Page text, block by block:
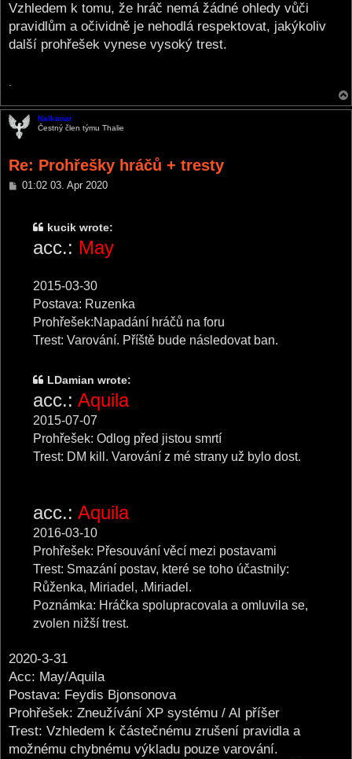
Vzhledem k tomu, že hráč nemá žádné ohledy vůči
pravidlům a očividně je nehodlá respektovat, jakýkoliv
další prohřešek vynese vysoký trest.
.
Nalkanar
Čestný člen týmu Thalie
Re: Prohřešky hráčů + tresty
P01:02 03. Apr 2020
kucik wrote:
acc.: May
2015-03-30
Postava: Ruzenka
Prohřešek:Napadání hráčů na foru
Trest: Varování. Příště bude následovat ban.
LDamian wrote:
acc.: Aquila
2015-07-07
Prohřešek: Odlog před jistou smrtí
Trest: DM kill. Varování z mé strany už bylo dost.
acc.: Aquila
2016-03-10
Prohřešek: Přesouvání věcí mezi postavami
Trest: Smazání postav, které se toho účastnily:
Růženka, Miriadel, .Miriadel.
Poznámka: Hráčka spolupracovala a omluvila se,
zvolen nižší trest.
2020-3-31
Acc: May/Aquila
Postava: Feydis Bjonsonova
Prohřešek: Zneužívání XP systému / AI příšer
Trest: Vzhledem k částečnému zrušení pravidla a
možnému chybnému výkladu pouze varování.